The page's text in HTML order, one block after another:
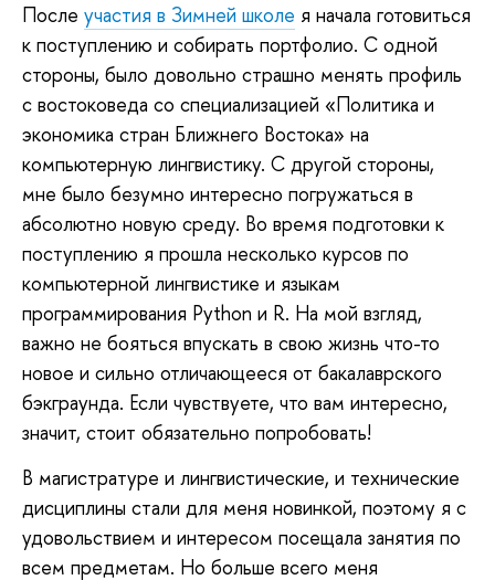
После участия в Зимней школе я начала готовиться
к поступлению и собирать портфолио. С одной
стороны, было довольно страшно менять профиль
с востоковеда со специализацией «Политика и
экономика стран Ближнего Востока» на
компьютерную лингвистику. С другой стороны,
мне было безумно интересно погружаться в
абсолютно новую среду. Во время подготовки к
поступлению я прошла несколько курсов по
компьютерной лингвистике и языкам
программирования Python и R. На мой взгляд,
важно не бояться впускать в свою жизнь что-то
новое и сильно отличающееся от бакалаврского
бэкграунда. Если чувствуете, что вам интересно,
значит, стоит обязательно попробовать!
В магистратуре и лингвистические, и технические
дисциплины стали для меня новинкой, поэтому я с
удовольствием и интересом посещала занятия по
всем предметам. Но больше всего меня